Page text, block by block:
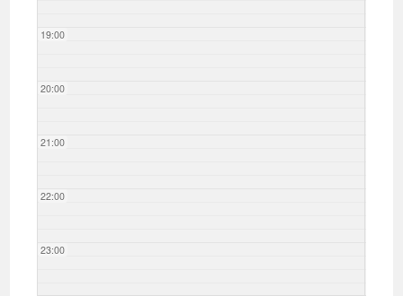
19:00
20:00
21:00
22:00
23:00